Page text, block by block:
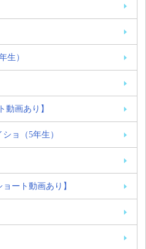
生）
動画あり】
ョ（5年生）
ート動画あり】